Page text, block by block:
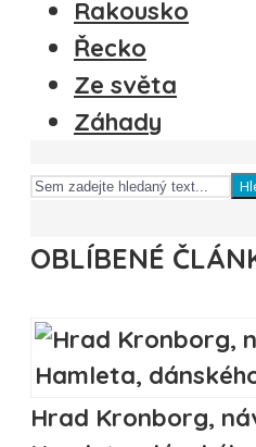
Rakousko
Řecko
Ze světa
Záhady
OBLÍBENÉ
Hrad Kronborg,